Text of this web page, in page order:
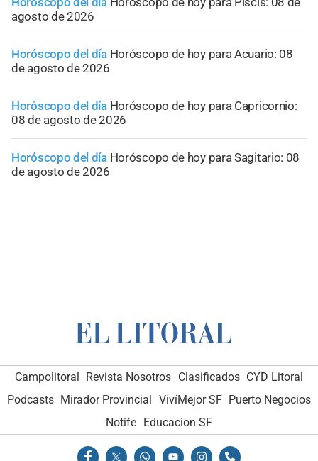
agosto de 2026
Horóscopo del día Horóscopo de hoy para Acuario: 08
de agosto de 2026
Horóscopo del día Horóscopo de hoy para Capricornio:
08 de agosto de 2026
Horóscopo del día Horóscopo de hoy para Sagitario: 08
de agosto de 2026
Campolitoral Revista Nosotros Clasificados CYD Litoral
Podcasts Mirador Provincial VivíMejor SF Puerto Negocios
Notife
Educacion SF